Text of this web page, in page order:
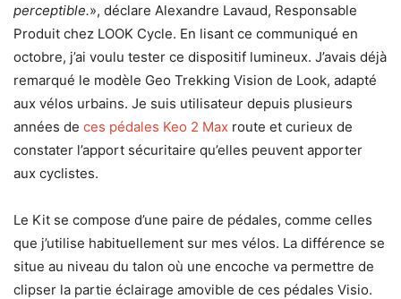
perceptible.», déclare Alexandre Lavaud, Responsable
Produit chez LOOK Cycle. En lisant ce communiqué en
octobre, j’ai voulu tester ce dispositif lumineux. J’avais déjà
remarqué le modèle Geo Trekking Vision de Look, adapté
aux vélos urbains. Je suis utilisateur depuis plusieurs
années de ces pédales Keo 2 Max route et curieux de
constater l’apport sécuritaire qu’elles peuvent apporter
aux cyclistes.
Le Kit se compose d’une paire de pédales, comme celles
que j’utilise habituellement sur mes vélos. La différence se
situe au niveau du talon où une encoche va permettre de
clipser la partie éclairage amovible de ces pédales Visio.